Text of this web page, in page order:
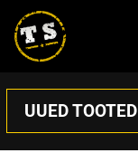
content
UUED TOOTED